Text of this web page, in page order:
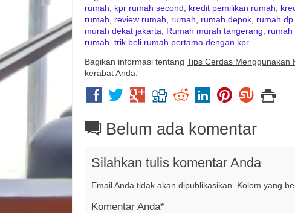
rumah
kpr rumah second kredit pemilikan rumah
rumah
review rumah rumah rumah depok rumah dp
murah dekat jakarta
Rumah murah tangerang rumah
rumah trik beli rumah pertama dengan kpr
Bagikan informasi tentang Tips Cerdas Menggunakan
kerabat Anda.
Belum ada komentar
Silahkan tulis komentar Anda
Email Anda tidak akan dipublikasikan. Kolom yang
Komentar Anda*